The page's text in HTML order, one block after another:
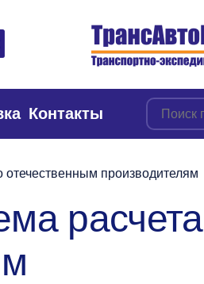
Контакты
отечественным производителям
расчета